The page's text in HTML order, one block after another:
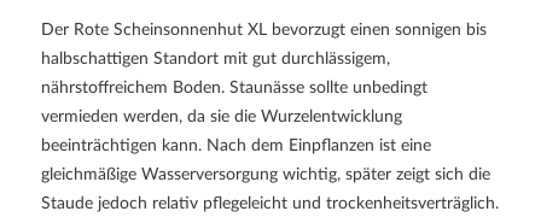
Der Rote Scheinsonnenhut XL bevorzugt einen sonnigen bis
halbschattigen Standort mit gut durchlässigem,
nährstoffreichem Boden. Staunässe sollte unbedingt
vermieden werden, da sie die Wurzelentwicklung
beeinträchtigen kann. Nach dem Einpflanzen ist eine
gleichmäßige Wasserversorgung wichtig, später zeigt sich die
Staude jedoch relativ pflegeleicht und trockenheitsverträglich.